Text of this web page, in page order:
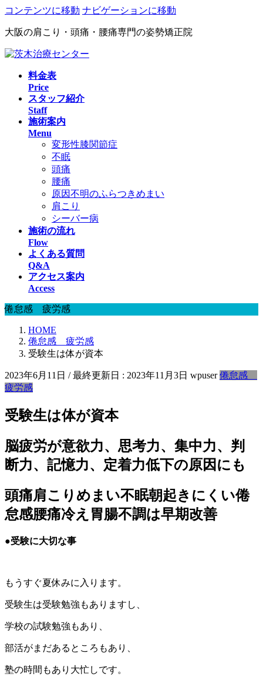
コンテンツに移動 ナビゲーションに移動
大阪の肩こり・頭痛・腰痛専門の姿勢矯正院
料金表
Price
スタッフ紹介
Staff
施術案内
Menu
変形性膝関節症
不眠
頭痛
腰痛
原因不明のふらつきめまい
肩こり
シーバー病
施術の流れ
Flow
よくある質問
Q&A
アクセス案内
Access
倦怠感 疲労感
HOME
倦怠感 疲労感
受験生は体が資本
2023年6月11日 / 最終更新日 : 2023年11月3日 wpuser 倦怠感
疲労感
受験生は体が資本
脳疲労が意欲力、思考力、集中力、判
断力、記憶力、定着力低下の原因にも
頭痛肩こりめまい不眠朝起きにくい倦
怠感腰痛冷え胃腸不調は早期改善
●受験に大切な事
もうすぐ夏休みに入ります。
受験生は受験勉強もありますし、
学校の試験勉強もあり、
部活がまだあるところもあり、
塾の時間もあり大忙しです。